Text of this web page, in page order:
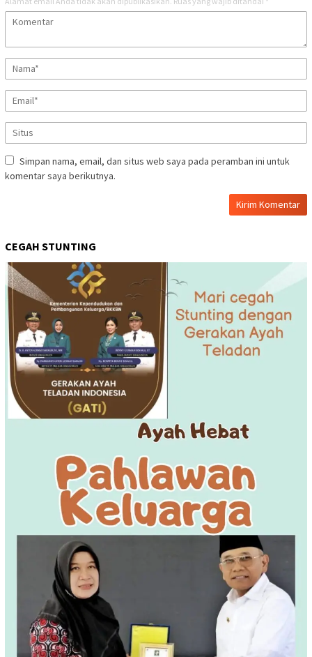
Simpan nama, email, dan situs web saya pada peramban ini untuk
komentar saya berikutnya.
CEGAH STUNTING